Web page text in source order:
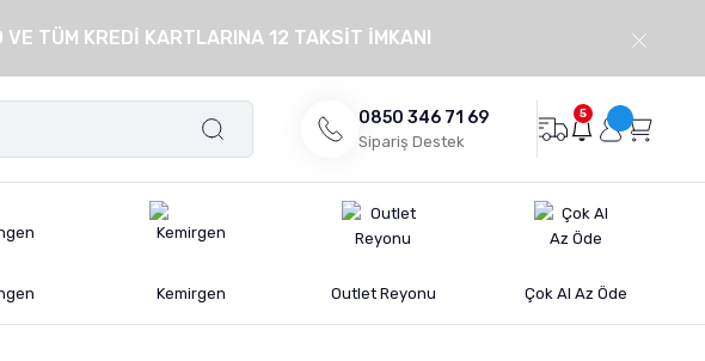
TÜM KREDİ KARTLARINA 12 TAKSİT İMKANI
0850 346 71 69
Sipariş Destek
5
Kemirgen Outlet Reyonu Çok Al Az Öde